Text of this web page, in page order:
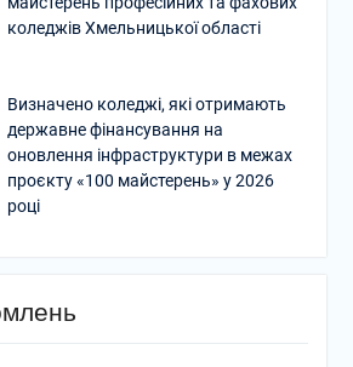
коледжів Хмельницької області
Визначено коледжі, які отримають
державне фінансування на
оновлення інфраструктури в межах
проєкту «100 майстерень» у 2026
році